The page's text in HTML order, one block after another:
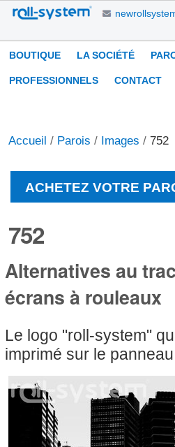
Aller
contenu.
Aller
Navigation
BOUTIQUE LA SOCIÉTÉ
PROFESSIONNELS CONTACT
Accueil / Parois / Images / 752
ACHETEZ VOTRE
752
Alternatives au
écrans à rouleaux
Le logo "roll-system"
imprimé sur le